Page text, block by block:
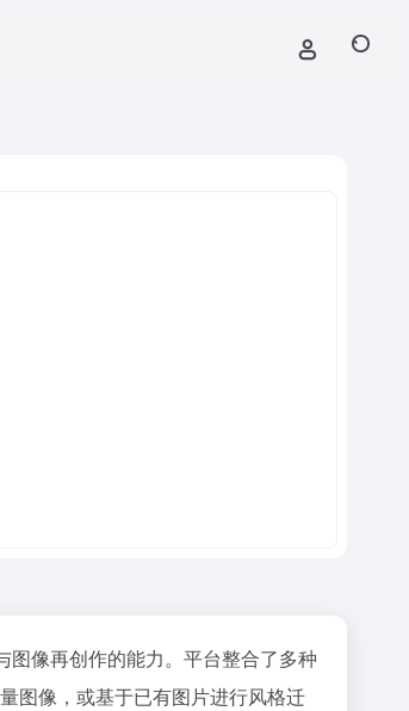
像再创作的能力。平台整合了多种
图像，或基于已有图片进行风格迁